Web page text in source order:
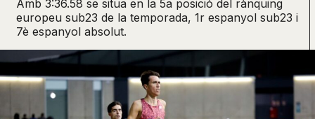
Amb 3:36.58 se situa en la 5a posició del rànquing
europeu sub23 de la temporada, 1r espanyol sub23 i
7è espanyol absolut.